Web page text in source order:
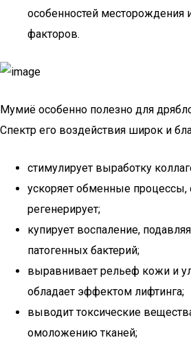
особенностей месторождения
факторов.
Мумиё особенно полезно для
Спектр его воздействия широк и
стимулирует выработку
ускоряет обменные процессы,
регенерирует;
купирует воспаление,
патогенных бактерий;
выравнивает рельеф кожи и
обладает эффектом лифтинга;
выводит токсические
омоложению тканей;